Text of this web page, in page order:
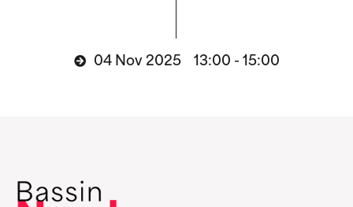
04 Nov 2025 13:00 - 15:00